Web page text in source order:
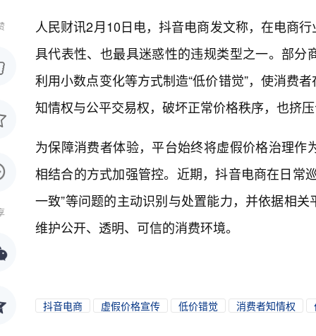
人民财讯2月10日电，抖音电商发文称，在电商
具代表性、也最具迷惑性的违规类型之一。部
利用小数点变化等方式制造“低价错觉”，使消费
知情权与公平交易权，破坏正常价格秩序，也挤
为保障消费者体验，平台始终将虚假价格治理
相结合的方式加强管控。近期，抖音电商在日常
一致”等问题的主动识别与处置能力，并依据相
维护公开、透明、可信的消费环境。
抖音电商 虚假价格宣传 低价错觉 消费者知情权